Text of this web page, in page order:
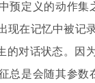
预定义的动作集
现在记忆中被记
的对话状态。因
总是会随其参数